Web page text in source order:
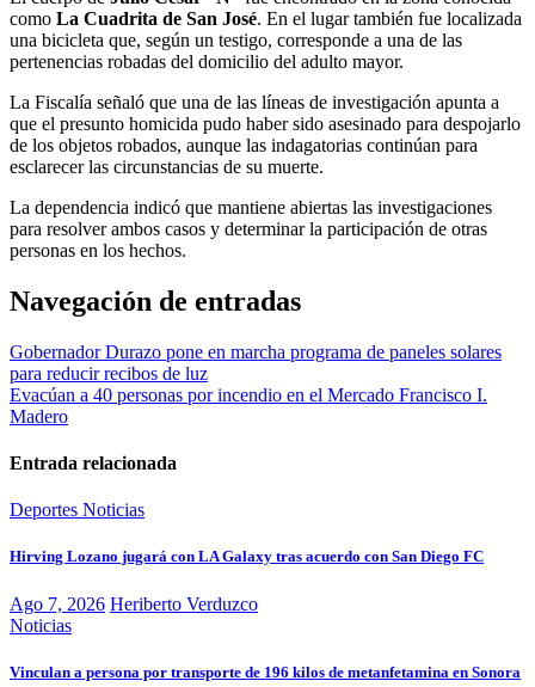
como La Cuadrita de San José. En el lugar también fue localizada
una bicicleta que, según un testigo, corresponde a una de las
pertenencias robadas del domicilio del adulto mayor.
La Fiscalía señaló que una de las líneas de investigación apunta a
que el presunto homicida pudo haber sido asesinado para despojarlo
de los objetos robados, aunque las indagatorias continúan para
esclarecer las circunstancias de su muerte.
La dependencia indicó que mantiene abiertas las investigaciones
para resolver ambos casos y determinar la participación de otras
personas en los hechos.
Navegación de entradas
Gobernador Durazo pone en marcha programa de paneles solares
para reducir recibos de luz
Evacúan a 40 personas por incendio en el Mercado Francisco I.
Madero
Entrada relacionada
Deportes Noticias
Hirving Lozano jugará con LA Galaxy tras acuerdo con San Diego FC
Ago 7, 2026 Heriberto Verduzco
Noticias
Vinculan a persona por transporte de 196 kilos de metanfetamina en Sonora